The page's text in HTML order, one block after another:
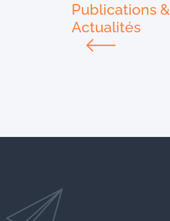
Publications &
Actualités